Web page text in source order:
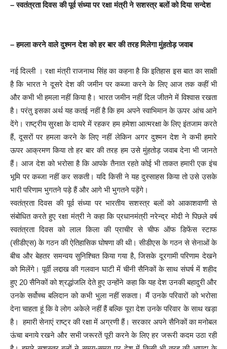
– ​स्वतंत्रता दिवस की पूर्व संध्या पर रक्षा मंत्री​ ने ​सशस्त्र बलों को दिया सन्देश ​
– ​​हमला करने वाले दुश्मन देश​​ को ​हर बार की तरह​ मिलेगा ​मुंहतोड़ जवाब
नई दिल्ली । रक्षा मंत्री राजनाथ सिंह का कहना है कि इतिहास इस बात का साक्षी
है कि भारत ने दूसरे देश की जमीन पर कब्जा करने के लिए आज तक कहीं भी
और कभी भी हमला नहीं किया है। ​​भारत जमीन नहीं दिल जीतने में विश्वास रखता
है। परंतु इसका अर्थ यह कतई नहीं है कि हम अपने स्वाभिमान के ऊपर आंच आने
देंगे। राष्ट्रीय सुरक्षा के दायरे में रहकर हम हमेशा आत्मरक्षा के लिए इंतजाम करते
हैं, दूसरों पर हमला करने के लिए नहीं लेकिन अगर ​​दुश्मन देश ने कभी हमारे
ऊपर ​​आक्रमण किया तो ​​हर बार की तरह हम उसे ​​मुंहतोड़ जवाब ​​देना भी जानते
हैं। आज देश को भरोसा है कि आपके तैनात रहते कोई भी ताकत हमारी एक इंच
भूमि पर कब्जा नहीं कर सकती। यदि किसी ने यह दुस्साहस किया तो उसे उसके
भारी परिणाम भुगतने पड़े हैं और आगे भी भुगतने पड़ेंगे। ​​​
​​स्वतंत्रता दिवस की पूर्व संध्या पर भारतीय ​​सशस्त्र बलों को आकाशवाणी से
संबोधित करते हुए रक्षा मंत्री ने कहा कि प्रधानमंत्री नरेन्द्र मोदी ने पिछले वर्ष
स्वतंत्रता दिवस को लाल किला की प्राचीर से चीफ ऑफ डिफेंस स्टाफ
(सीडीएस) के गठन की ऐतिहासिक घोषणा की थी। सीडीएस के गठन से सेनाओं के
बीच और बेहतर समन्वय सुनिश्चित किया गया है, जिसके दूरगामी परिणाम देखने
को मिलेंगे। पूर्वी लद्दाख की गलवान घाटी में चीनी सैनिकों के साथ संघर्ष में शहीद
हुए 20 सैनिकों को श्रद्धांजलि देते हुए उन्होंने कहा कि यह देश उनकी बहादुरी और
उनके सर्वोच्च बलिदान को कभी भुला नहीं सकता। मैं उनके परिवारों को भरोसा
देना चाहता हूं कि वे लोग अकेले नहीं हैं बल्कि पूरा देश उनके परिवार के साथ खड़ा
है। हमारी सेनाएं राष्ट्र की रक्षा में अग्रणी हैं। सरकार अपने सैनिकों का मनोबल
ऊंचा बनाये रखने और सभी जरूरतें पूरी करने के लिए हर जरूरी कदम उठा रही